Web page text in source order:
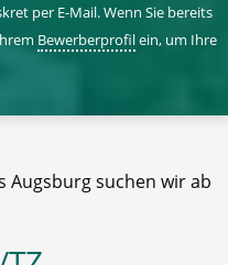
per E-Mail. Wenn Sie bereits
Bewerberprofilein, um Ihre
Augsburg suchen wir ab